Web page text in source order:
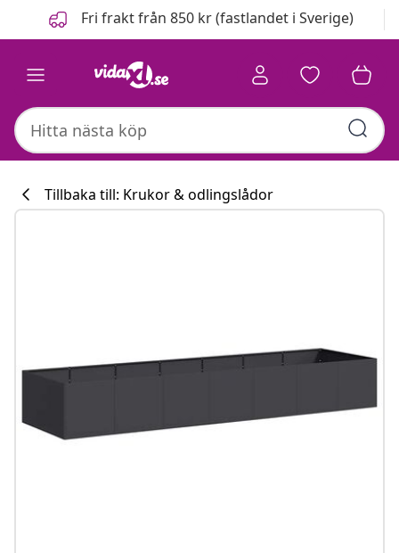
FöregåendeFri frakt från 850 kr (fastlandet i Sverige)
Tillbaka till: Krukor & odlingslådor